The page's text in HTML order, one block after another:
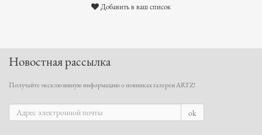
Добавить в ваш список
Новостная рассылка
Получайте эксклюзивную информацию о новинках галереи ARTZ!
ok